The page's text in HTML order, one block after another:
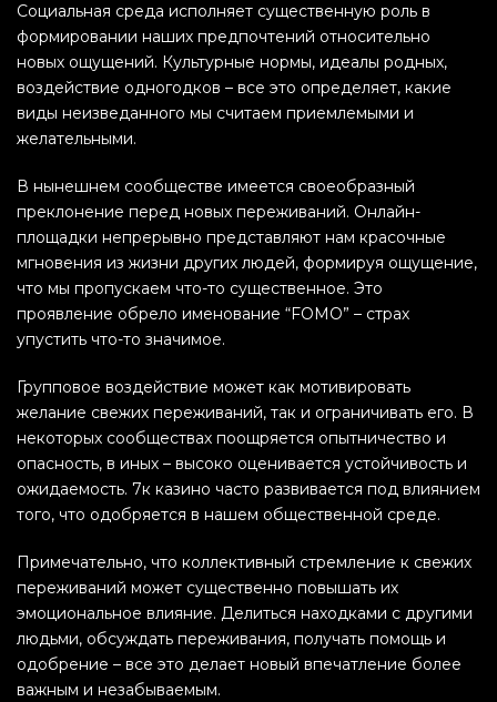
Социальная среда исполняет существенную роль в
формировании наших предпочтений относительно
новых ощущений. Культурные нормы, идеалы родных,
воздействие одногодков – все это определяет, какие
виды неизведанного мы считаем приемлемыми и
желательными.
В нынешнем сообществе имеется своеобразный
преклонение перед новых переживаний. Онлайн-
площадки непрерывно представляют нам красочные
мгновения из жизни других людей, формируя ощущение,
что мы пропускаем что-то существенное. Это
проявление обрело именование “FOMO” – страх
упустить что-то значимое.
Групповое воздействие может как мотивировать
желание свежих переживаний, так и ограничивать его. В
некоторых сообществах поощряется опытничество и
опасность, в иных – высоко оценивается устойчивость и
ожидаемость. 7к казино часто развивается под влиянием
того, что одобряется в нашем общественной среде.
Примечательно, что коллективный стремление к свежих
переживаний может существенно повышать их
эмоциональное влияние. Делиться находками с другими
людьми, обсуждать переживания, получать помощь и
одобрение – все это делает новый впечатление более
важным и незабываемым.